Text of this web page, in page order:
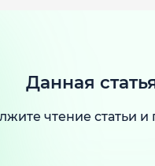
Данная
чтение статьи и